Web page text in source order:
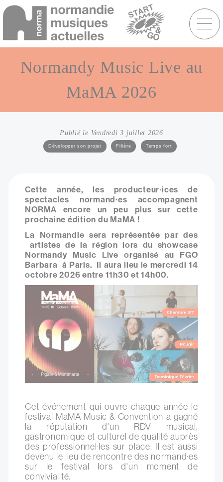
contenu
Menu
raccourcis
Normandy Music Live au
MaMA 2026
Publié le Vendredi 3 juillet 2026
Catégories Développer son projet Filière Temps fort
Cette année, les producteur·ices de
spectacles normand·es accompagnent
NORMA encore un peu plus sur cette
prochaine édition du MaMA !
La Normandie sera représentée par des
artistes de la région lors du showcase
Normandy Music Live organisé au FGO
Barbara à Paris. Il aura lieu le mercredi 14
octobre 2026 entre 11h30 et 14h00.
Cet événement qui ouvre chaque année le
festival MaMA Music & Convention a gagné
la réputation d'un RDV musical,
gastronomique et culturel de qualité auprès
des professionnel·les sur place. Il est aussi
devenu le lieu de rencontre des normand·es
sur le festival lors d'un moment de
convivialité.